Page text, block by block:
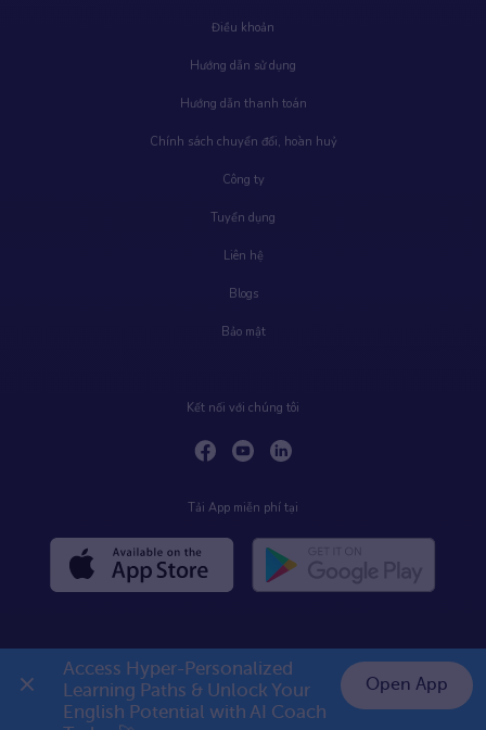
👉 Premium 1 năm chỉ 999K
Điều khoản
Hướng dẫn sử dụng
Hướng dẫn thanh toán
Chính sách chuyển đổi, hoàn huỷ
Công ty
Tuyển dụng
Liên hệ
Blogs
Bảo mật
Kết nối với chúng tôi
Tải App miễn phí tại
Access Hyper-Personalized
Learning Paths & Unlock Your
English Potential with AI Coach
Open App